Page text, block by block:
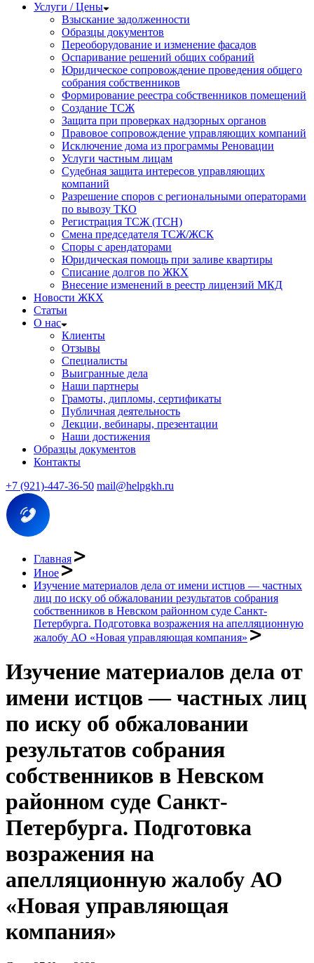
Услуги / Цены
Взыскание задолженности
Образцы документов
Переоборудование и изменение фасадов
Оспаривание решений общих собраний
Юридическое сопровождение проведения общего
собрания собственников
Формирование реестра собственников помещений
Создание ТСЖ
Защита при проверках надзорных органов
Правовое сопровождение управляющих компаний
Исключение дома из программы Реновации
Услуги частным лицам
Судебная защита интересов управляющих
компаний
Разрешение споров с региональными операторами
по вывозу ТКО
Регистрация ТСЖ (ТСН)
Смена председателя ТСЖ/ЖСК
Споры с арендаторами
Юридическая помощь при заливе квартиры
Списание долгов по ЖКХ
Внесение изменений в реестр лицензий МКД
Новости ЖКХ
Статьи
О нас
Клиенты
Отзывы
Специалисты
Выигранные дела
Наши партнеры
Грамоты, дипломы, сертификаты
Публичная деятельность
Лекции, вебинары, презентации
Наши достижения
Образцы документов
Контакты
+7 (921)-447-36-50 mail@helpgkh.ru
Главная
Иное
Изучение материалов дела от имени истцов — частных
лиц по иску об обжаловании результатов собрания
собственников в Невском районном суде Санкт-
Петербурга. Подготовка возражения на апелляционную
жалобу АО «Новая управляющая компания»
Изучение материалов дела от
имени истцов — частных лиц
по иску об обжаловании
результатов собрания
собственников в Невском
районном суде Санкт-
Петербурга. Подготовка
возражения на
апелляционную жалобу АО
«Новая управляющая
компания»